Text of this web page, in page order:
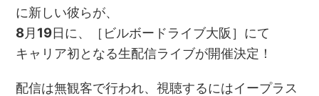
に新しい彼らが、
8月 19日に、［ビルボードライブ大阪］にて
キャリア初となる生配信ライブが開催決定！
配信は無観客で行われ、視聴するにはイープラス